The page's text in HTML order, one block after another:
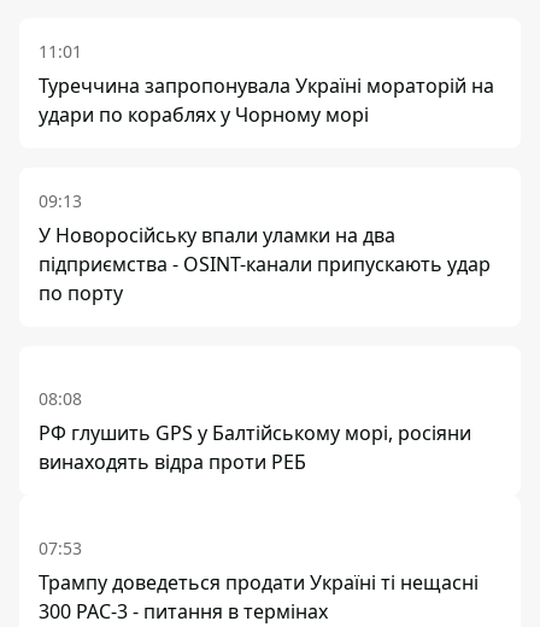
11:01
Туреччина запропонувала Україні мораторій на
удари по кораблях у Чорному морі
09:13
У Новоросійську впали уламки на два
підприємства - OSINT-канали припускають удар
по порту
08:08
РФ глушить GPS у Балтійському морі, росіяни
винаходять відра проти РЕБ
07:53
Трампу доведеться продати Україні ті нещасні
300 PAC-3 - питання в термінах